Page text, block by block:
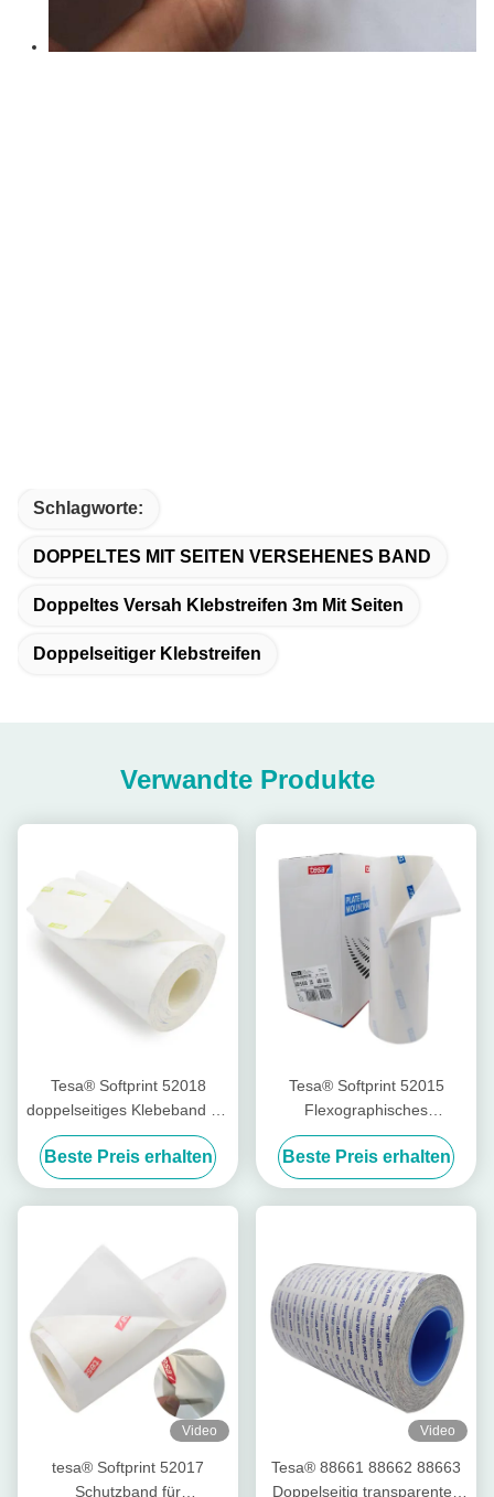
Schlagworte:
DOPPELTES MIT SEITEN VERSEHENES BAND
Doppeltes Versah Klebstreifen 3m Mit Seiten
Doppelseitiger Klebstreifen
Verwandte Produkte
Tesa® Softprint 52018
doppelseitiges Klebeband für
den Flexodruck – Extra
weich
Beste Preis erhalten
Tesa® Softprint 52015
Flexographisches
Druckband - mittelhart
Beste Preis erhalten
Video
tesa® Softprint 52017
Schutzband für
Video
Tesa® 88661 88662 88663
Doppelseitig transparentes